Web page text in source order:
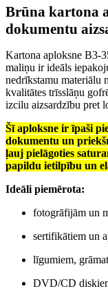
Brūna kartona
dokumentu
Kartona aploksne B3-
maliņu ir ideāls
nedrīkstamu materiālu
kvalitātes trīsslāņu
izcilu aizsardzību pret
Šī aploksne ir īpaši
dokumentu un
ļauj pielāgoties
papildu ietilpību un
Ideāli piemērota:
fotogrāfijām un
sertifikātiem un
līgumiem,
DVD/CD